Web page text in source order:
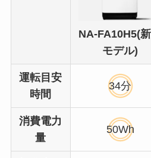
NA-FA10H5(
モデル)
運転目安
時間
34分
消費電力
量
50Wh